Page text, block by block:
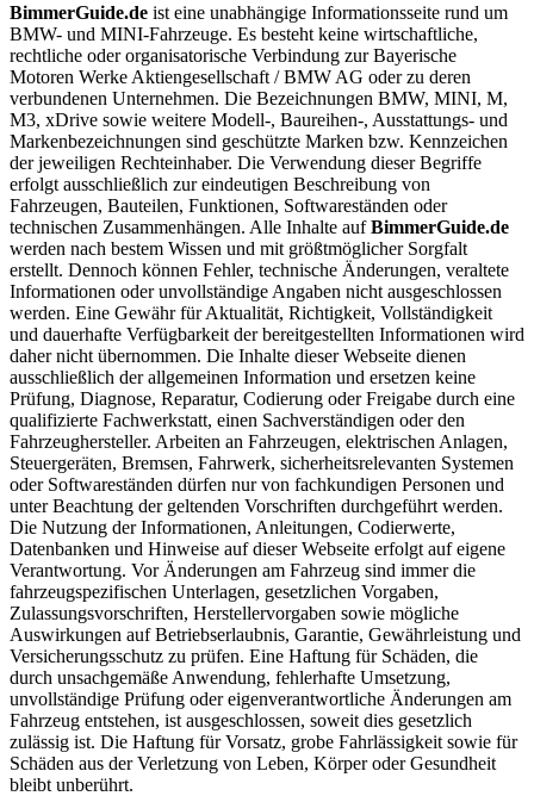
BimmerGuide.de ist eine unabhängige Informationsseite rund um
BMW- und MINI-Fahrzeuge. Es besteht keine wirtschaftliche,
rechtliche oder organisatorische Verbindung zur Bayerische
Motoren Werke Aktiengesellschaft / BMW AG oder zu deren
verbundenen Unternehmen. Die Bezeichnungen BMW, MINI, M,
M3, xDrive sowie weitere Modell-, Baureihen-, Ausstattungs- und
Markenbezeichnungen sind geschützte Marken bzw. Kennzeichen
der jeweiligen Rechteinhaber. Die Verwendung dieser Begriffe
erfolgt ausschließlich zur eindeutigen Beschreibung von
Fahrzeugen, Bauteilen, Funktionen, Softwareständen oder
technischen Zusammenhängen. Alle Inhalte aufBimmerGuide.de
werden nach bestem Wissen und mit größtmöglicher Sorgfalt
erstellt. Dennoch können Fehler, technische Änderungen, veraltete
Informationen oder unvollständige Angaben nicht ausgeschlossen
werden. Eine Gewähr für Aktualität, Richtigkeit, Vollständigkeit
und dauerhafte Verfügbarkeit der bereitgestellten Informationen wird
daher nicht übernommen. Die Inhalte dieser Webseite dienen
ausschließlich der allgemeinen Information und ersetzen keine
Prüfung, Diagnose, Reparatur, Codierung oder Freigabe durch eine
qualifizierte Fachwerkstatt, einen Sachverständigen oder den
Fahrzeughersteller. Arbeiten an Fahrzeugen, elektrischen Anlagen,
Steuergeräten, Bremsen, Fahrwerk, sicherheitsrelevanten Systemen
oder Softwareständen dürfen nur von fachkundigen Personen und
unter Beachtung der geltenden Vorschriften durchgeführt werden.
Die Nutzung der Informationen, Anleitungen, Codierwerte,
Datenbanken und Hinweise auf dieser Webseite erfolgt auf eigene
Verantwortung. Vor Änderungen am Fahrzeug sind immer die
fahrzeugspezifischen Unterlagen, gesetzlichen Vorgaben,
Zulassungsvorschriften, Herstellervorgaben sowie mögliche
Auswirkungen auf Betriebserlaubnis, Garantie, Gewährleistung und
Versicherungsschutz zu prüfen. Eine Haftung für Schäden, die
durch unsachgemäße Anwendung, fehlerhafte Umsetzung,
unvollständige Prüfung oder eigenverantwortliche Änderungen am
Fahrzeug entstehen, ist ausgeschlossen, soweit dies gesetzlich
zulässig ist. Die Haftung für Vorsatz, grobe Fahrlässigkeit sowie für
Schäden aus der Verletzung von Leben, Körper oder Gesundheit
bleibt unberührt.